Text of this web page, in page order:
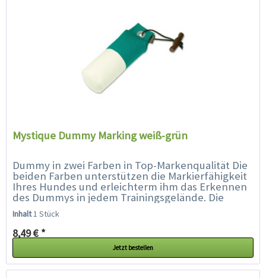
Mystique Dummy Marking weiß-grün
Dummy in zwei Farben in Top-Markenqualität Die
beiden Farben unterstützen die Markierfähigkeit
Ihres Hundes und erleichterm ihm das Erkennen
des Dummys in jedem Trainingsgelände. Die
spezielle Füllung und...
Inhalt1 Stück
8,49 € *
Jetzt bestellen